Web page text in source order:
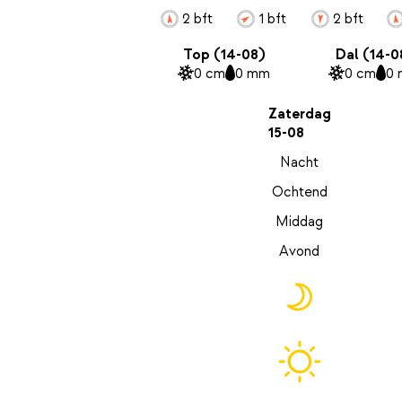
2 bft 1 bft 2 bft
Top (14-08)
0 cm 0 mm
Dal (14-
0 cm 0
Zaterdag
15-08
Nacht
Ochtend
Middag
Avond